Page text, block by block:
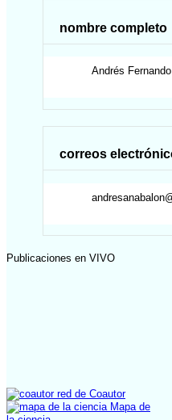
nombre completo
Andrés Fernando
correos
Publicaciones en VIVO
red de Coautor
Mapa de